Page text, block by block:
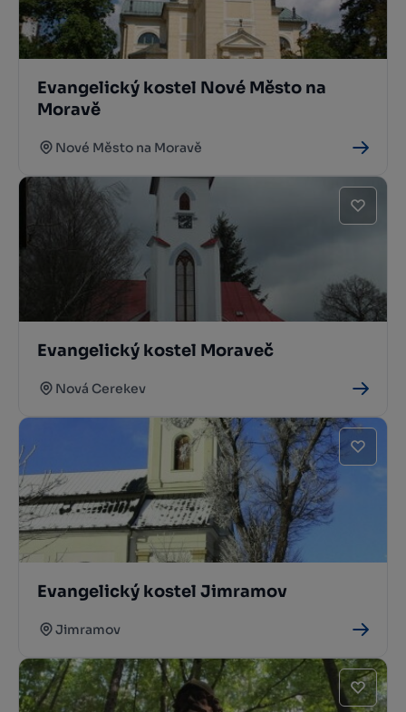
Evangelický kostel Nové Město na
Moravě
Nové Město na Moravě
Evangelický kostel Moraveč
Nová Cerekev
Evangelický kostel Jimramov
Jimramov